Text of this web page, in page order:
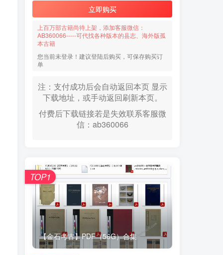
立即购买
上百万部古籍尚待上架，添加客服微信：
AB360066-----可代找各种版本的县志、海外版孤
本古籍
您当前未登录！建议登陆后购买，可保存购买订
单
注：支付成功后会自动返回本页 显示
下载地址，或手动返回刷新本页。
付费后下载链接若是失效联系客服微
信：ab360066
【金石考古】PDF（56G）合集
TOP1